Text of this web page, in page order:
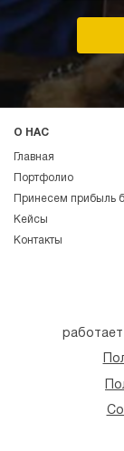
О НАС
Главная
Портфолио
Принесем прибыль
Кейсы
Контакты